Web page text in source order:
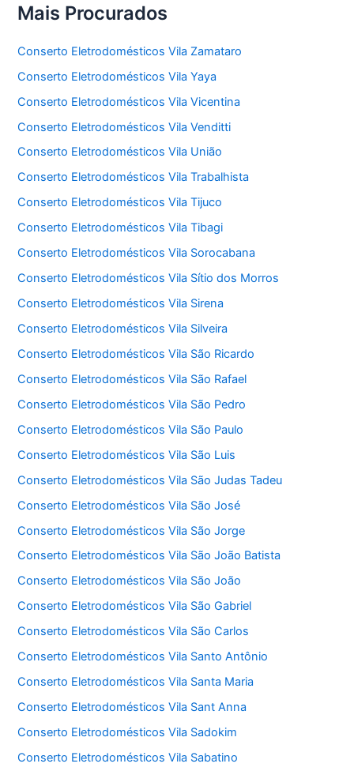
Mais Procurados
Conserto Eletrodomésticos Vila Zamataro
Conserto Eletrodomésticos Vila Yaya
Conserto Eletrodomésticos Vila Vicentina
Conserto Eletrodomésticos Vila Venditti
Conserto Eletrodomésticos Vila União
Conserto Eletrodomésticos Vila Trabalhista
Conserto Eletrodomésticos Vila Tijuco
Conserto Eletrodomésticos Vila Tibagi
Conserto Eletrodomésticos Vila Sorocabana
Conserto Eletrodomésticos Vila Sítio dos Morros
Conserto Eletrodomésticos Vila Sirena
Conserto Eletrodomésticos Vila Silveira
Conserto Eletrodomésticos Vila São Ricardo
Conserto Eletrodomésticos Vila São Rafael
Conserto Eletrodomésticos Vila São Pedro
Conserto Eletrodomésticos Vila São Paulo
Conserto Eletrodomésticos Vila São Luis
Conserto Eletrodomésticos Vila São Judas Tadeu
Conserto Eletrodomésticos Vila São José
Conserto Eletrodomésticos Vila São Jorge
Conserto Eletrodomésticos Vila São João Batista
Conserto Eletrodomésticos Vila São João
Conserto Eletrodomésticos Vila São Gabriel
Conserto Eletrodomésticos Vila São Carlos
Conserto Eletrodomésticos Vila Santo Antônio
Conserto Eletrodomésticos Vila Santa Maria
Conserto Eletrodomésticos Vila Sant Anna
Conserto Eletrodomésticos Vila Sadokim
Conserto Eletrodomésticos Vila Sabatino